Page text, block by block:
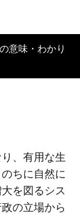
、有用な生
ちに自然に
を図るシス
の立場から